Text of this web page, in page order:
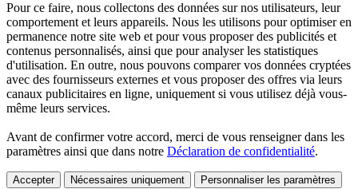
Pour ce faire, nous collectons des données sur nos utilisateurs, leur
comportement et leurs appareils. Nous les utilisons pour optimiser en
permanence notre site web et pour vous proposer des publicités et
contenus personnalisés, ainsi que pour analyser les statistiques
d'utilisation. En outre, nous pouvons comparer vos données cryptées
avec des fournisseurs externes et vous proposer des offres via leurs
canaux publicitaires en ligne, uniquement si vous utilisez déjà vous-
même leurs services.
Avant de confirmer votre accord, merci de vous renseigner dans les
paramètres ainsi que dans notre Déclaration de confidentialité.
Accepter Nécessaires uniquement Personnaliser les paramètres